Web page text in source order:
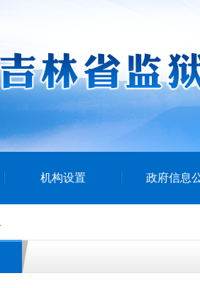
机构设置 政府信息